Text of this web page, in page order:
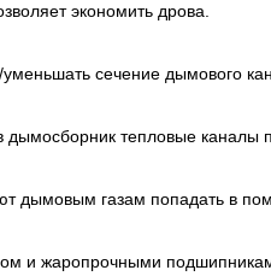
экономить дрова.
сечение дымового
дымосборник тепловые
дымовым газам попадать в
и жаропрочными